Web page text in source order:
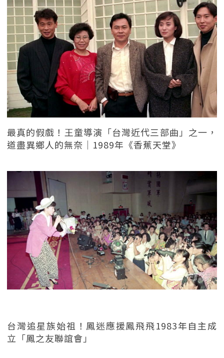
最真的假戲！王童導演「台灣近代三部曲」之一，
道盡異鄉人的無奈｜1989年《香蕉天堂》
台灣追星族始祖！鳳迷應援鳳飛飛1983年自主成
立「鳳之友聯誼會」